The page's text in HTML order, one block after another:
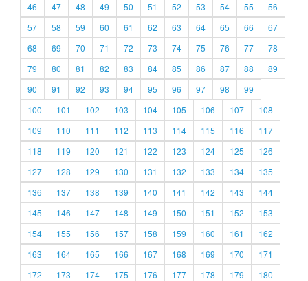
46
47 48 49 50 51 52 53 54 55
56
57
58 59 60 61 62 63 64 65 66
67
68
69 70 71 72 73 74 75 76 77
78
79
80 81 82 83 84 85 86 87 88
89
90
91 92 93 94 95 96 97 98
99
100
101 102 103 104 105 106 107
108
109
110 111 112 113 114 115 116
117
118
119 120 121 122 123 124 125
126
127
128 129 130 131 132 133 134
135
136
137 138 139 140 141 142 143
144
145
146 147 148 149 150 151 152
153
154
155 156 157 158 159 160 161
162
163
164 165 166 167 168 169 170
171
172
173 174 175 176 177 178 179
180